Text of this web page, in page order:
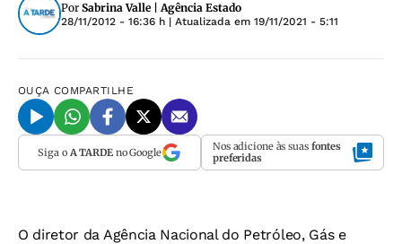
Por Sabrina Valle | Agência Estado
28/11/2012 - 16:36 h | Atualizada em 19/11/2021 - 5:11
OUÇA COMPARTILHE
Siga o A TARDEno Google Nos adicione às suas fontes
preferidas
O diretor da Agência Nacional do Petróleo, Gás e